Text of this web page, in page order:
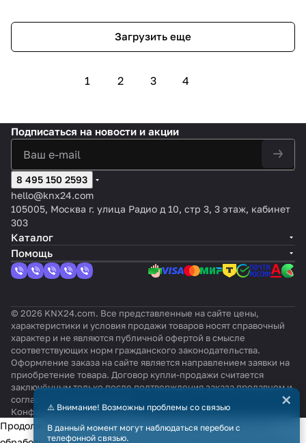
Загрузить еще
1 2 3 4
Подписаться на новости и акции
8 495 150 2593
hello@knx24.com
105005, Москва г. улица Радио д 10, стр 3, 3 этаж, кабинет
303
Каталог
Помощь
© 2026 KNX24.com. Все представленные на сайте цены,
характеристики и условия продажи товаров носят справочный
характер и не являются публичной офертой в смысле
соответствующих норм гражданского законодательства.
Оформление заказа на сайте является направлением заявки на
приобретение товара. Договор купли-продажи считается
заключённым только после подтверждения заказа продавцом и
согласования всех условий.
КонфиденциальностьОферта
⚠️ Внимание! Возможны проблемы со связью
В данный момент могут наблюдаться перебои с
телефонной связью.
×
Продолжая использовать наш сайт, вы даёте согласие на